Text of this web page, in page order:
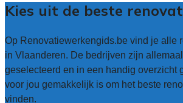
Kies uit de beste
Op Renovatiewerkengids.be vind je alle
in Vlaanderen. De bedrijven zijn
geselecteerd en in een handig overzicht
voor jou gemakkelijk is om het beste
vinden.